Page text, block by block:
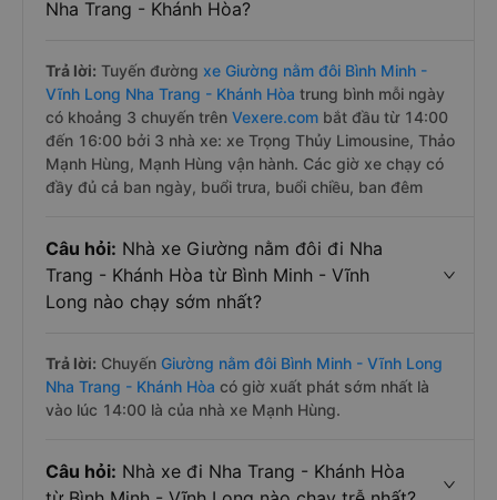
Nha Trang - Khánh Hòa?
Trả lời: Tuyến đường xe Giường nằm đôi Bình Minh -
Vĩnh Long Nha Trang - Khánh Hòa trung bình mỗi ngày
có khoảng 3 chuyến trên Vexere.com bắt đầu từ 14:00
đến 16:00 bởi 3 nhà xe: xe Trọng Thủy Limousine, Thảo
Mạnh Hùng, Mạnh Hùng vận hành. Các giờ xe chạy có
đầy đủ cả ban ngày, buổi trưa, buổi chiều, ban đêm
Câu hỏi: Nhà xe Giường nằm đôi đi Nha
Trang - Khánh Hòa từ Bình Minh - Vĩnh
Long nào chạy sớm nhất?
Trả lời: Chuyến Giường nằm đôi Bình Minh - Vĩnh Long
Nha Trang - Khánh Hòa có giờ xuất phát sớm nhất là
vào lúc 14:00 là của nhà xe Mạnh Hùng.
Câu hỏi: Nhà xe đi Nha Trang - Khánh Hòa